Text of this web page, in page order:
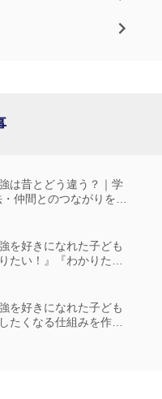
は昔とどう違う？｜学
仲間とのつながりを解
を好きになれた子ども
たい！』『わかりた
を好きになれた子ども
たくなる仕組みを作